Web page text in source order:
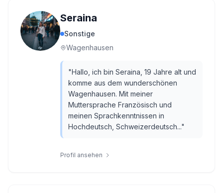
Seraina
Sonstige
Wagenhausen
"Hallo, ich bin Seraina, 19 Jahre alt und
komme aus dem wunderschönen
Wagenhausen. Mit meiner
Muttersprache Französisch und
meinen Sprachkenntnissen in
Hochdeutsch, Schweizerdeutsch..."
Profil ansehen